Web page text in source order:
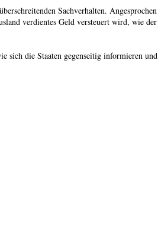
Sachverhalten.
verdientes Geld versteuert wird, wie
die Staaten gegenseitig informieren